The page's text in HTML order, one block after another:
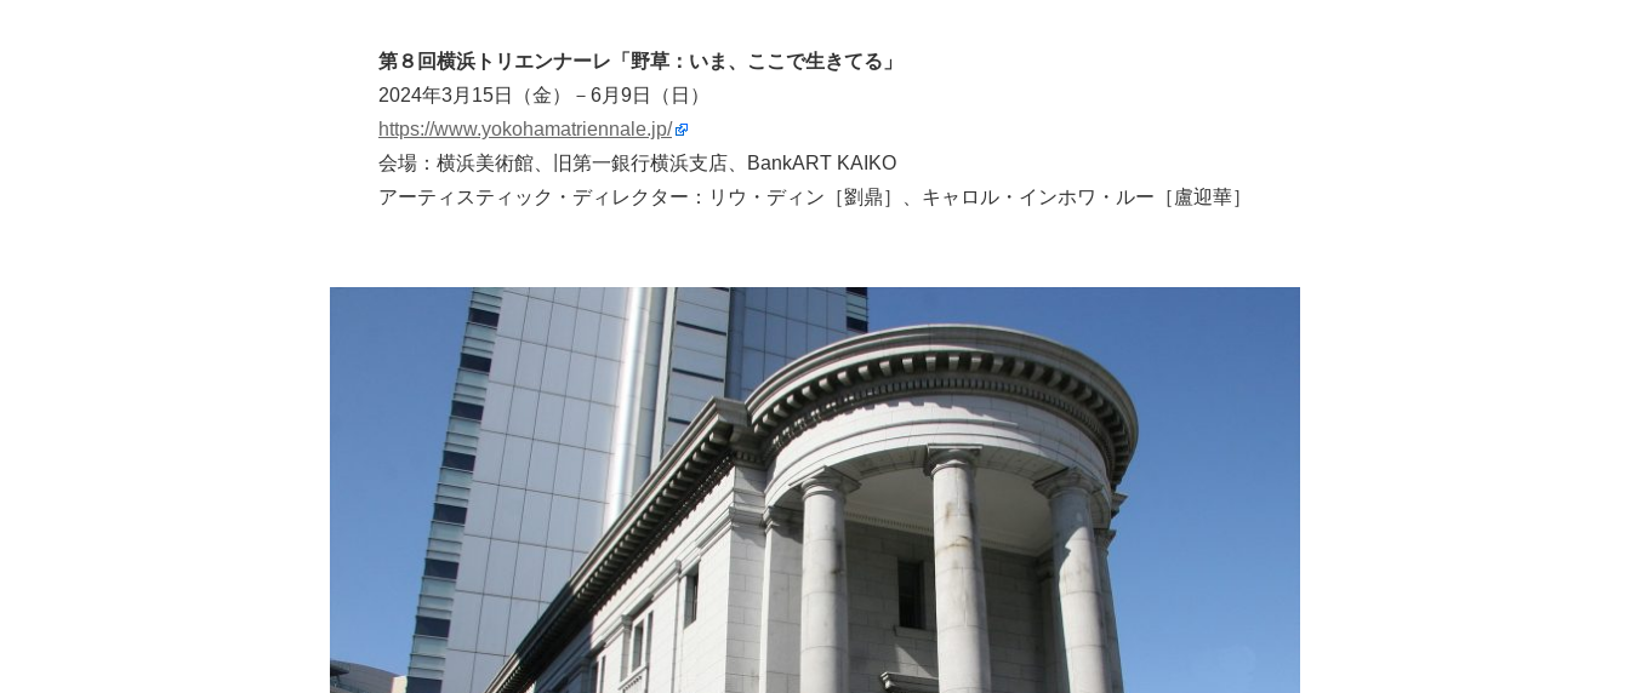
第８回横浜トリエンナーレ「野草：いま、ここで⽣きてる」
2024年3月15日（金）－6月9日（日）
https://www.yokohamatriennale.jp/
会場：横浜美術館、旧第⼀銀⾏横浜⽀店、BankART KAIKO
アーティスティック・ディレクター：リウ・ディン［劉⿍］、キャロル・インホワ・ルー［盧迎華］